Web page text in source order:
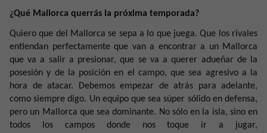
¿Qué Mallorca querrás la próxima temporada?
Quiero que del Mallorca se sepa a lo que juega. Que los rivales
entiendan perfectamente que van a encontrar a un Mallorca
que va a salir a presionar, que se va a querer adueñar de la
posesión y de la posición en el campo, que sea agresivo a la
hora de atacar. Debemos empezar de atrás para adelante,
como siempre digo. Un equipo que sea súper sólido en defensa,
pero un Mallorca que sea dominante. No sólo en la isla, sino en
todos los campos donde nos toque ir a jugar,